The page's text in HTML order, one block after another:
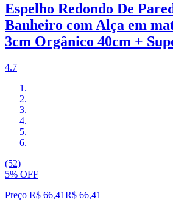
Espelho Redondo De
Banheiro com Alça em
3cm Orgânico 40cm +
4.7
(52)
5% OFF
Preço R$ 66,41R$ 66,41